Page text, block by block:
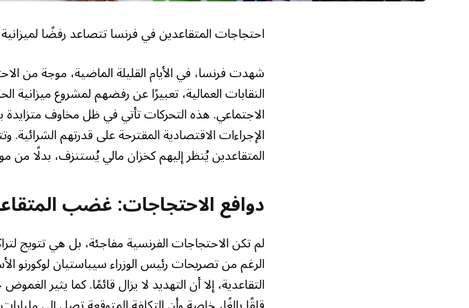
احتجاجات المتقاعدين في فرنسا تتصاعد رفضًا لميزانية 2026 والإصلاحات الاجتماعية
شهدت فرنسا، في الأيام القليلة الماضية، موجة من
الاجتماعي. هذه التحركات تأتي في ظل مخاوف متزايدة
الإجراءات الاقتصادية المقترحة على قدرتهم
المتقاعدين يُنظر إليهم كخزان مالي يُستنزف، بدلًا من
دوافع الاحتجاجات: غضب
لم تكن الاحتجاجات الفرنسية مفاجئة، بل هي تتويج
الرغم من تصريحات رئيس الوزراء سيباستيان لوكورنو
التقاعدية، إلا أن التهديد لا يزال قائمًا. كما يثير